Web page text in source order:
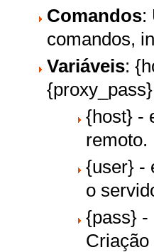
Comandos:
comandos,
Variáveis:
{proxy_pass}
{host} -
remoto.
{user} -
o
{pass} -